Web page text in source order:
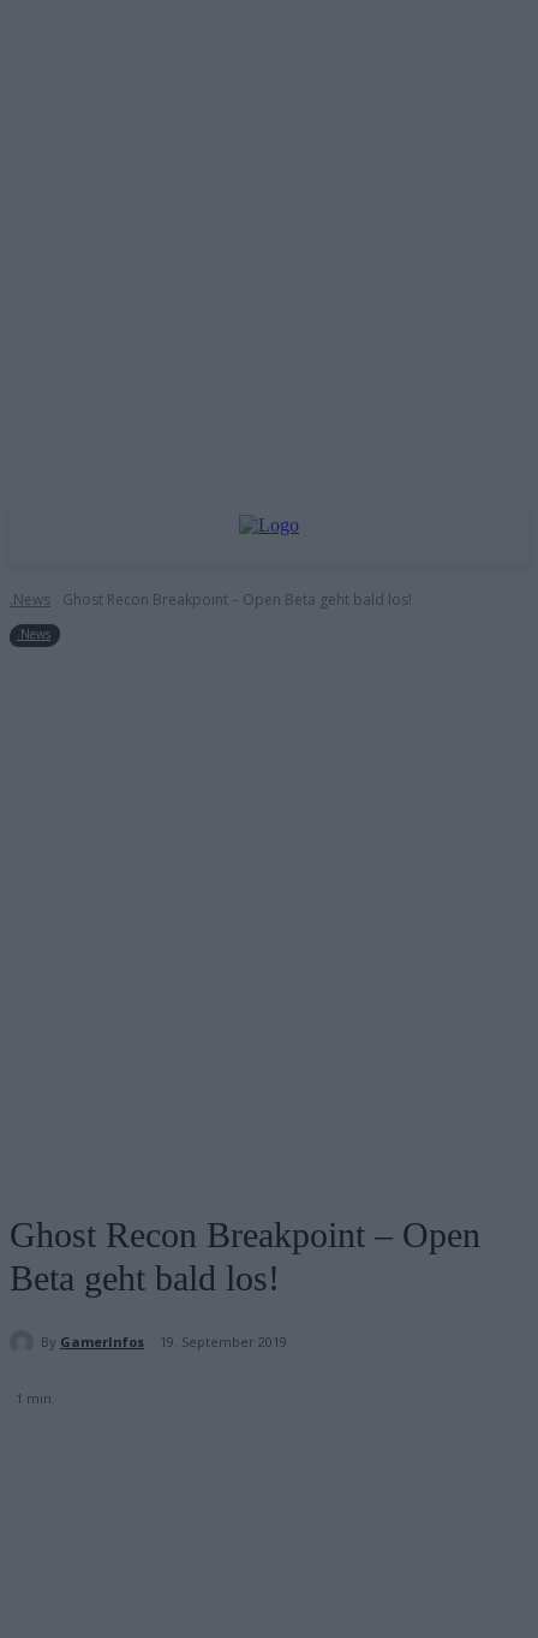
.News Ghost Recon Breakpoint – Open Beta geht bald los!
.News
Ghost Recon Breakpoint – Open
Beta geht bald los!
By GamerInfos 19. September 2019
1 min.